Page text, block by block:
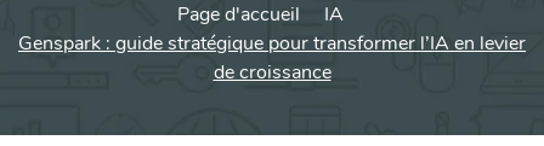
Page d'accueil
IA
Genspark : guide stratégique pour transformer l’IA en levier
de croissance